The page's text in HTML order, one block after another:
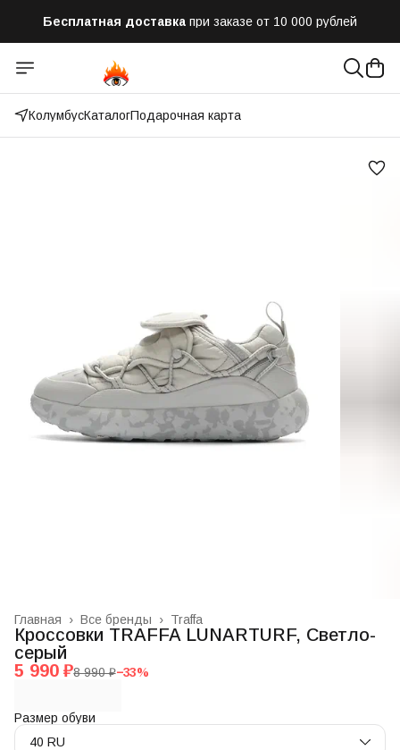
Бесплатная доставка при заказе от 10 000 рублей
Отправим заказ в течении часа после оформления
Оплатим до 50% доставки
КолумбусКаталогПодарочная карта
Traffa
Все бренды ›
Главная ›
Кроссовки TRAFFA LUNARTURF, Светло-
серый
5 990 ₽8 990 ₽−33%
Размер обуви
40 RU